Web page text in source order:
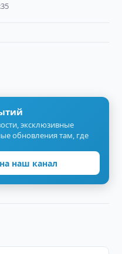
эксклюзивные
обновления там, где
наш канал